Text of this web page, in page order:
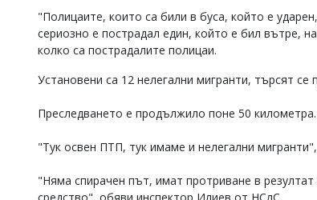
"Полицаите, които са били в буса, който е
сериозно е пострадал един, който е бил вътре,
колко са пострадалите полицаи.
Установени са 12 нелегални мигранти, търсят
Преследването е продължило поне 50 километра.
"Тук освен ПТП, тук имаме и нелегални
"Няма спирачен път, имат протриване в